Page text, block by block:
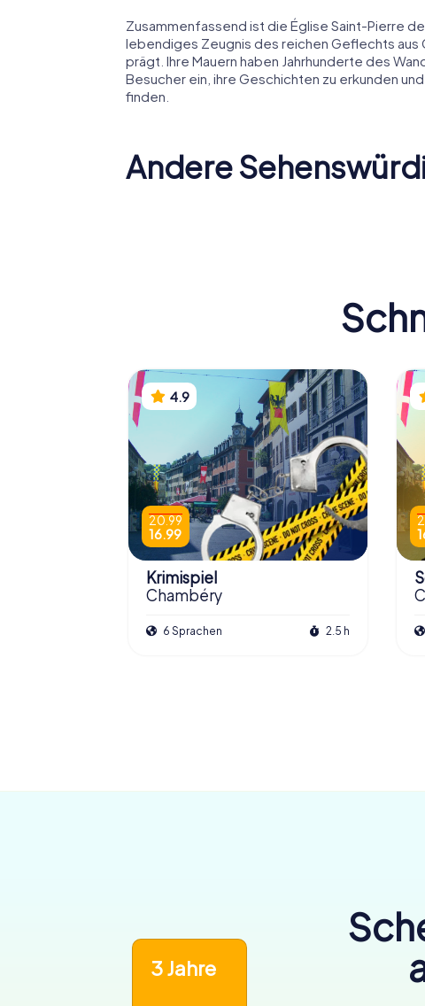
Zusammenfassend ist die Église Saint-Pierre
lebendiges Zeugnis des reichen Geflechts aus
prägt. Ihre Mauern haben Jahrhunderte des
Besucher ein, ihre Geschichten zu erkunden
finden.
Andere
4.9
20.99
16.99
Krimispiel
Chambéry
6 Sprachen 2.5 h
3 Jahre
6‘456